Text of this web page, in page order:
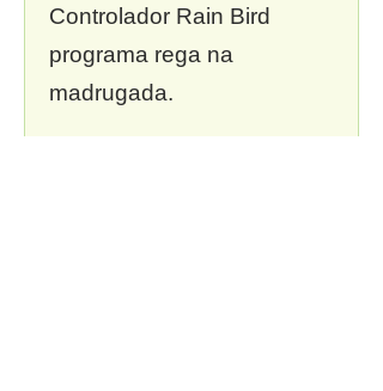
Controlador Rain Bird
programa rega na
madrugada.